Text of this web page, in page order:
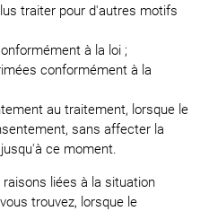
traiter pour d'autres motifs
à la loi ;
conformément à la
au traitement, lorsque le
sans affecter la
ce moment.
liées à la situation
trouvez, lorsque le